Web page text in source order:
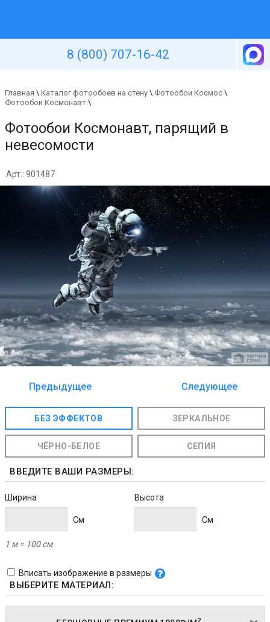
8 (800) 707-16-42
Главная \ Каталог фотообоев на стену \ Фотообои Космос \
Фотообои Космонавт \
Фотообои Космонавт, парящий в
невесомости
Арт.: 901487
Предыдущее
Следующее
БЕЗ ЭФФЕКТОВ ЗЕРКАЛЬНОЕ
ЧЁРНО-БЕЛОЕ СЕПИЯ
ВВЕДИТЕ ВАШИ РАЗМЕРЫ:
Ширина
Cм
Высота
Cм
1 м = 100 см
Вписать изображение в размеры
ВЫБЕРИТЕ МАТЕРИАЛ:
2